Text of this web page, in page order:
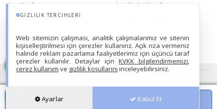
GIZLILIK TERCIHLERI
Web sitemizin çalışması, analitik çalışmalarımız ve sitenin
kişiselleştirilmesi için çerezler kullanırız. Açık rıza vermeniz
halinde reklam pazarlama faaliyetlerimiz için üçüncü taraf
çerezler kullanılır. Detaylar için KVKK bilgilendirmemizi,
çerez kullanım ve gizlilik koşullarını inceleyebilirsiniz.
Ayarlar Kabul Et
BİLGİ İSTİYORUM
REZERVASYON YAPIN
Ana Sayfa
Oteller
Ana Sayfa Bilgi Kutusu
İptal İade Koşulları
Çerez Kullanımı
KVKK Metni